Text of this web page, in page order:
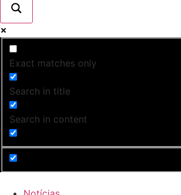
Exact matches only
Search in title
Search in content